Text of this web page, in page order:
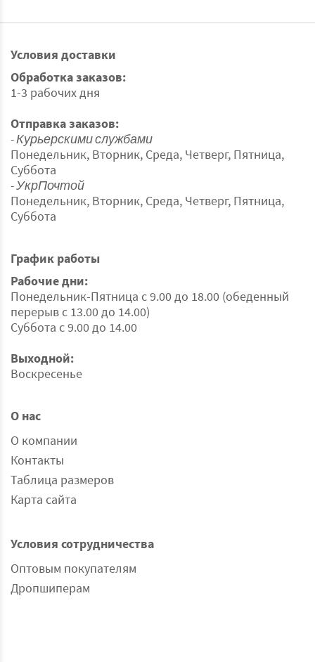
Условия доставки
Обработка заказов:
1-3 рабочих дня
Отправка заказов:
- Курьерскими службами
Понедельник, Вторник, Среда, Четверг, Пятница,
Суббота
- УкрПочтой
Понедельник, Вторник, Среда, Четверг, Пятница,
Суббота
График работы
Рабочие дни:
Понедельник-Пятница с 9.00 до 18.00 (обеденный
перерыв с 13.00 до 14.00)
Суббота с 9.00 до 14.00
Выходной:
Воскресенье
О нас
О компании
Контакты
Таблица размеров
Карта сайта
Условия сотрудничества
Оптовым покупателям
Дропшиперам